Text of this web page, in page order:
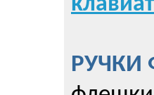
РУЧКИ